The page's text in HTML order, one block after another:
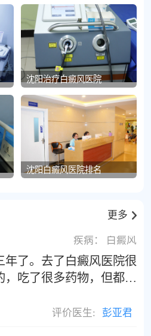
沈阳治疗白癜风医院
沈阳白癜风医院排名
更多
疾病： 白癜风
年了。去了白癜风医院很
，吃了很多药物，但都没
推荐来到沈阳中亚白癜
评价医生:
彭亚君